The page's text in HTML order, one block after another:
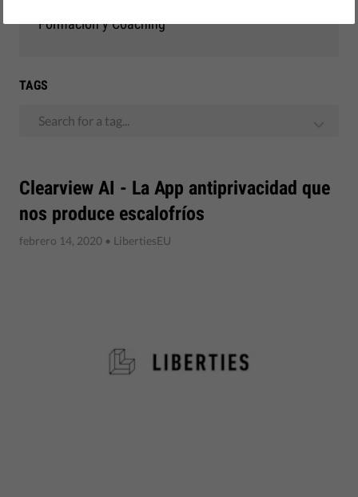
Formación y Coaching
TAGS
Search for a tag...
Clearview AI - La App antiprivacidad que
nos produce escalofríos
febrero 14, 2020 • LibertiesEU